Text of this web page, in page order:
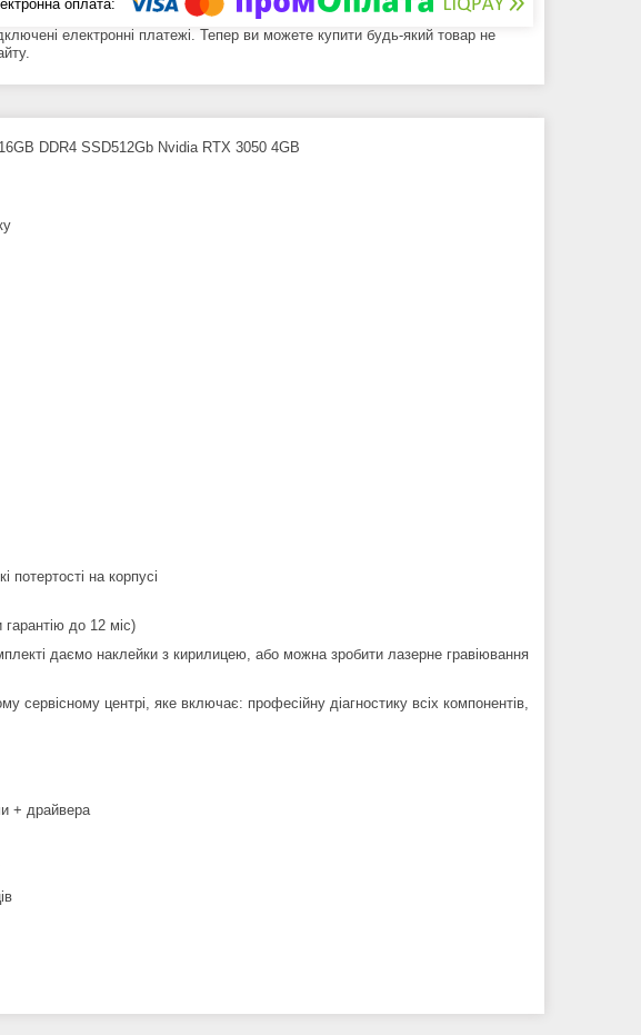
електронні платежі. Тепер ви можете купити будь-який товар не
DDR4 SSD512Gb Nvidia RTX 3050 4GB
потертості на корпусі
гарантію до 12 міс)
даємо наклейки з кирилицею, або можна зробити лазерне гравіювання
центрі, яке включає: професійну діагностику всіх компонентів,
+ драйвера